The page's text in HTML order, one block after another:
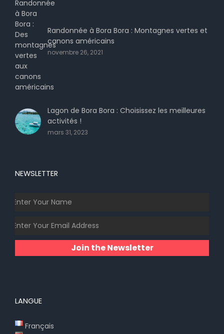
Randonnée à Bora Bora : Montagnes vertes et
canons américains
novembre 26, 2021
Lagon de Bora Bora : Choisissez les meilleures
activités !
mars 31, 2023
NEWSLETTER
Join the Newsletter
LANGUE
Français